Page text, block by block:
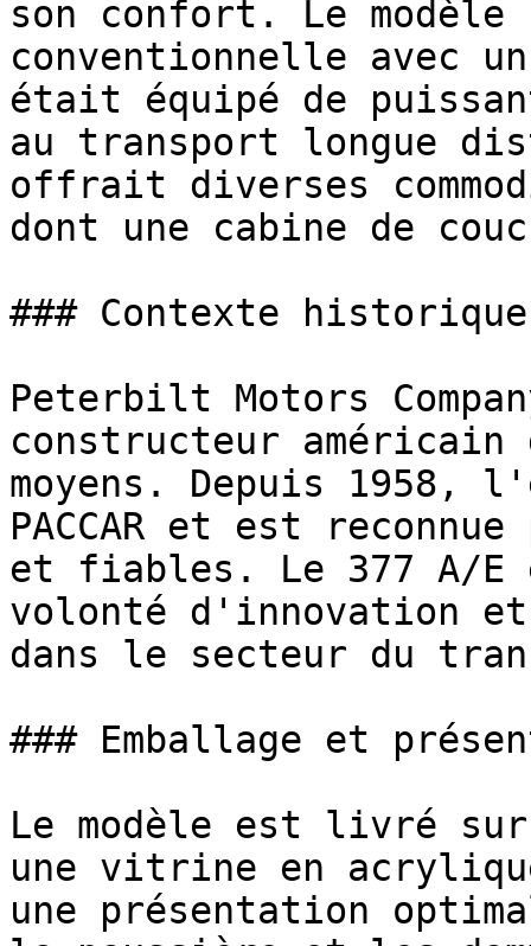
son confort. Le modèle
conventionnelle avec
était équipé de
au transport longue
offrait diverses
dont une cabine de
### Contexte historique
Peterbilt Motors
constructeur américain
moyens. Depuis
PACCAR et est
et fiables. Le 377 A/E
volonté d'innovation
dans le secteur du
### Emballage et
Le modèle est livré
une vitrine en
une présentation